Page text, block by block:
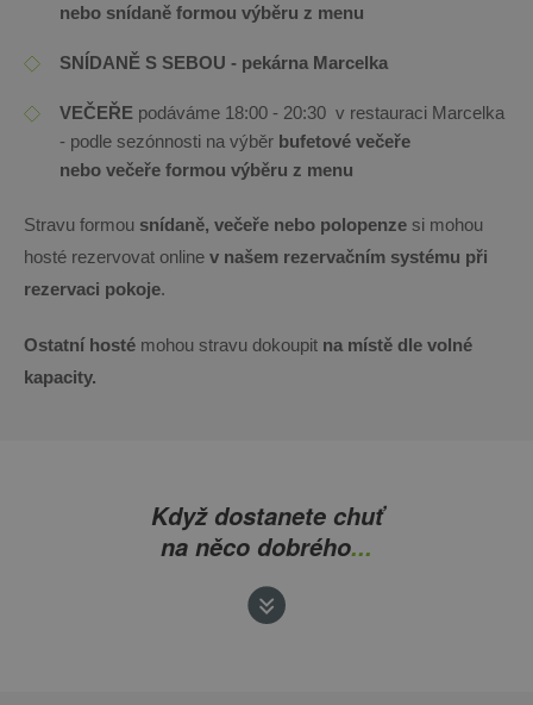
nebo snídaně formou výběru z menu
SNÍDANĚ S SEBOU - pekárna Marcelka
VEČEŘE podáváme 18:00 - 20:30 v restauraci Marcelka
- podle sezónnosti na výběr bufetové večeře
nebo večeře formou výběru z menu​
Stravu formou snídaně, večeře nebo polopenze si mohou
hosté rezervovat online v našem rezervačním systému při
rezervaci pokoje.
Ostatní hosté mohou stravu dokoupit na místě dle volné
kapacity.
Když dostanete chuť
na něco dobrého...